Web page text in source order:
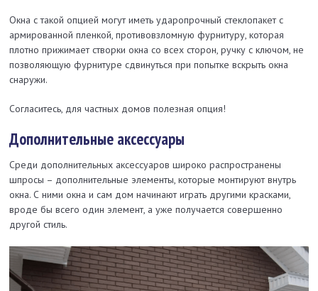
Окна с такой опцией могут иметь ударопрочный стеклопакет с
армированной пленкой, противовзломную фурнитуру, которая
плотно прижимает створки окна со всех сторон, ручку с ключом, не
позволяющую фурнитуре сдвинуться при попытке вскрыть окна
снаружи.
Согласитесь, для частных домов полезная опция!
Дополнительные аксессуары
Среди дополнительных аксессуаров широко распространены
шпросы – дополнительные элементы, которые монтируют внутрь
окна. С ними окна и сам дом начинают играть другими красками,
вроде бы всего один элемент, а уже получается совершенно
другой стиль.